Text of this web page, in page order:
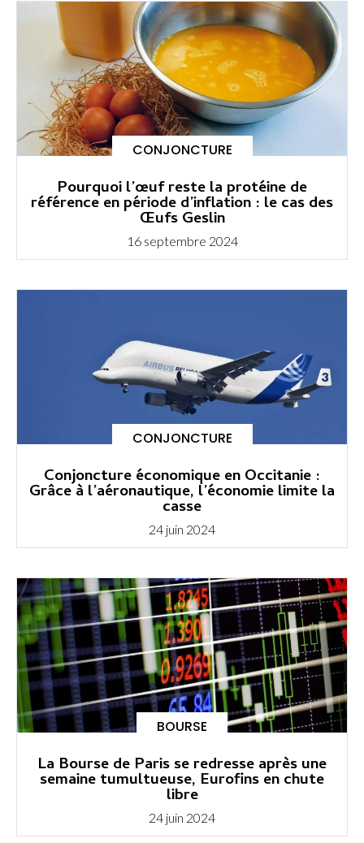
CONJONCTURE
Pourquoi l’œuf reste la protéine de
référence en période d’inflation : le cas des
Œufs Geslin
16 septembre 2024
CONJONCTURE
Conjoncture économique en Occitanie :
Grâce à l’aéronautique, l’économie limite la
casse
24 juin 2024
BOURSE
La Bourse de Paris se redresse après une
semaine tumultueuse, Eurofins en chute
libre
24 juin 2024